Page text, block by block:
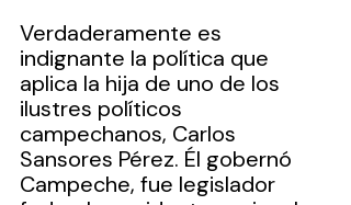
Verdaderamente es
indignante la política que
aplica la hija de uno de los
ilustres políticos
campechanos, Carlos
Sansores Pérez. Él gobernó
Campeche, fue legislador